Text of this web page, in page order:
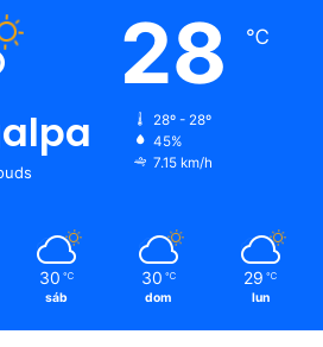
28 ℃
28º - 28º
45%
7.15 km/h
30 ℃
sáb
30 ℃
dom
29 ℃
lun